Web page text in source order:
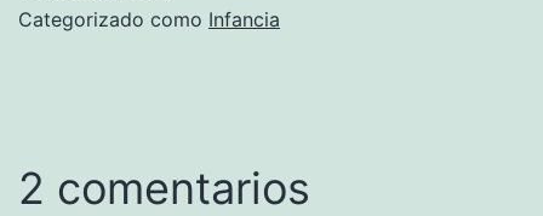
Categorizado como Infancia
2 comentarios